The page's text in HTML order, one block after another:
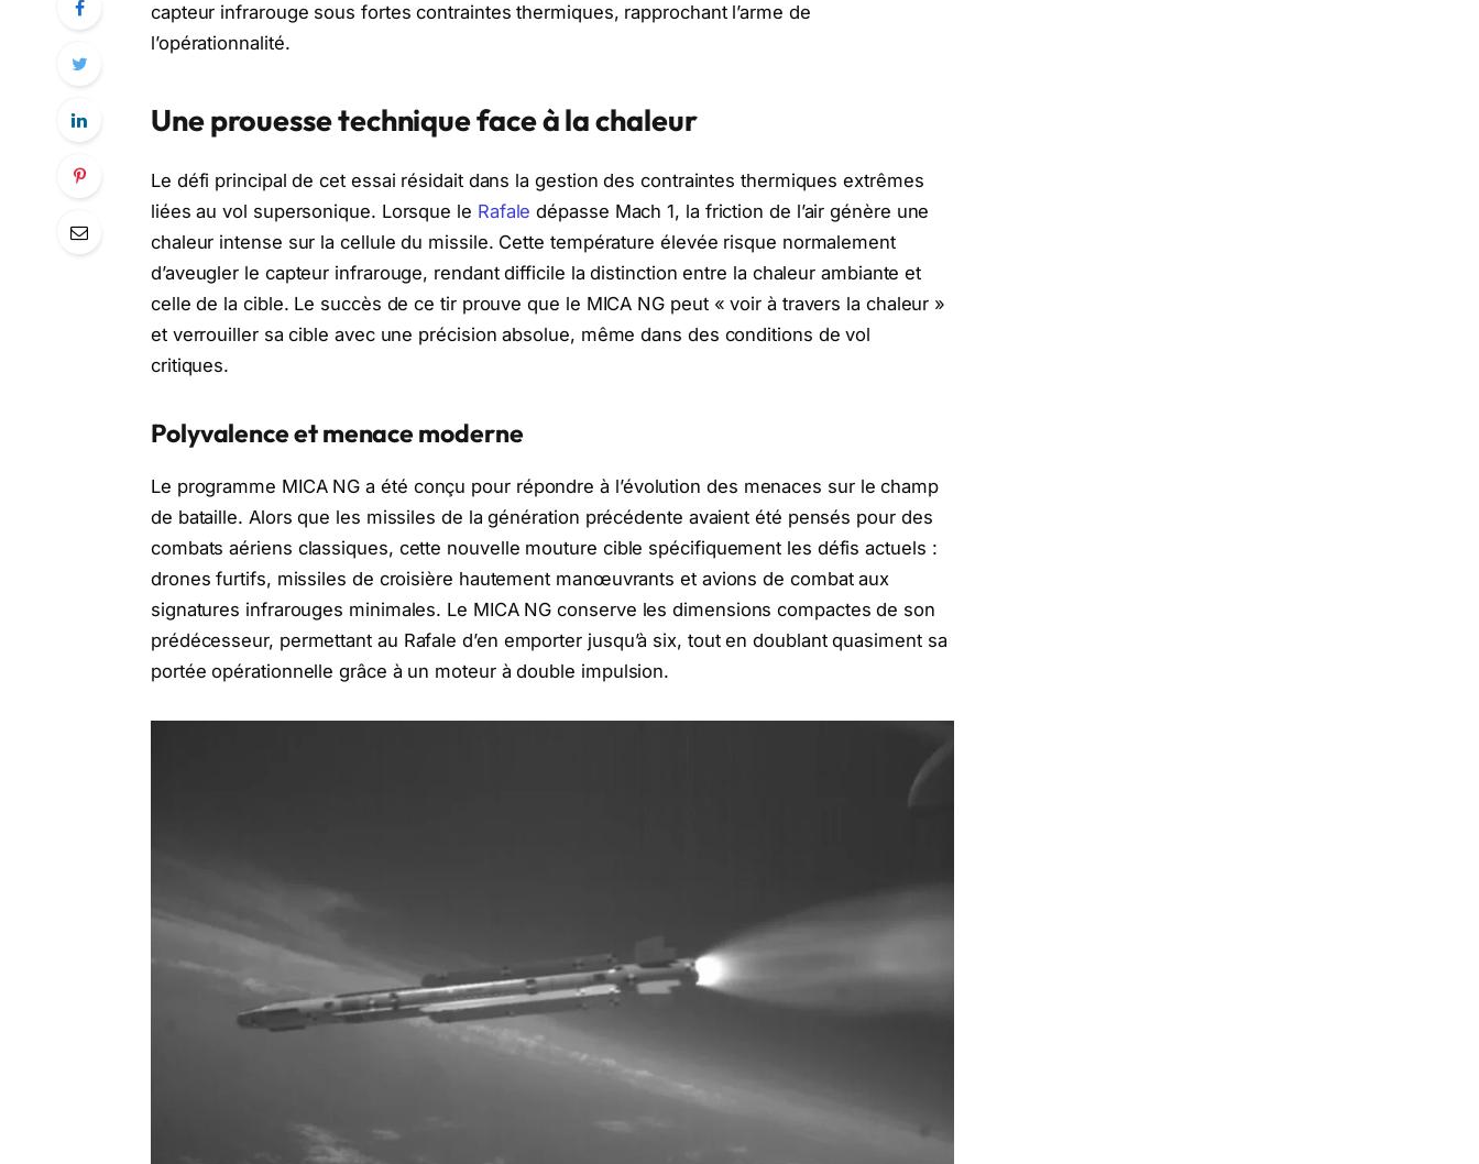
capteur infrarouge sous fortes contraintes thermiques, rapprochant l’arme de
l’opérationnalité.
Une prouesse technique face à la chaleur
Le défi principal de cet essai résidait dans la gestion des contraintes thermiques extrêmes
liées au vol supersonique. Lorsque le Rafale dépasse Mach 1, la friction de l’air génère une
chaleur intense sur la cellule du missile. Cette température élevée risque normalement
d’aveugler le capteur infrarouge, rendant difficile la distinction entre la chaleur ambiante et
celle de la cible. Le succès de ce tir prouve que le MICA NG peut « voir à travers la chaleur »
et verrouiller sa cible avec une précision absolue, même dans des conditions de vol
critiques.
Polyvalence et menace moderne
Le programme MICA NG a été conçu pour répondre à l’évolution des menaces sur le champ
de bataille. Alors que les missiles de la génération précédente avaient été pensés pour des
combats aériens classiques, cette nouvelle mouture cible spécifiquement les défis actuels :
drones furtifs, missiles de croisière hautement manœuvrants et avions de combat aux
signatures infrarouges minimales. Le MICA NG conserve les dimensions compactes de son
prédécesseur, permettant au Rafale d’en emporter jusqu’à six, tout en doublant quasiment sa
portée opérationnelle grâce à un moteur à double impulsion.